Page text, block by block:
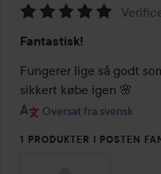
5
ud
af
5
Fantastisk!
Fungerer lige så godt
sikkert købe igen 🌸
Oversat fra svensk
1 PRODUKTER I POSTEN